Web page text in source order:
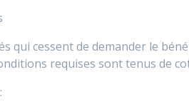
qui cessent de demander le
requises sont tenus de